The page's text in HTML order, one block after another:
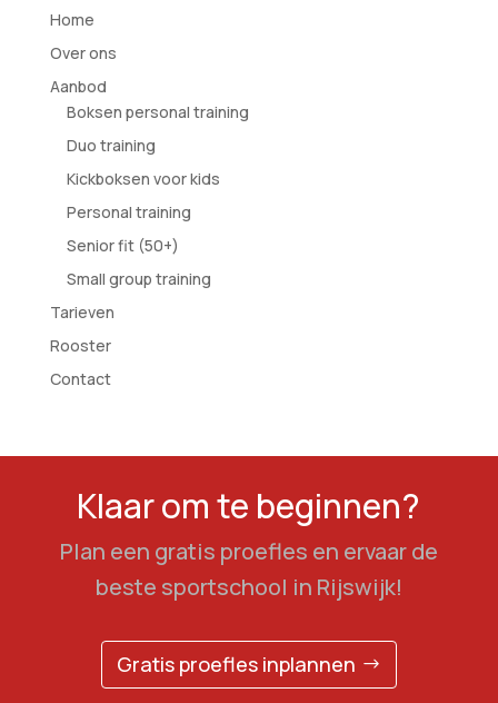
Home
Over ons
Aanbod
Boksen personal training
Duo training
Kickboksen voor kids
Personal training
Senior fit (50+)
Small group training
Tarieven
Rooster
Contact
Klaar om te beginnen?
Plan een gratis proefles en ervaar de
beste sportschool in Rijswijk!
Gratis proefles inplannen